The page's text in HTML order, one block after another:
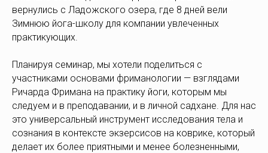
вернулись с Ладожского озера, где 8 дней вели
Зимнюю йога-школу для компании увлеченных
практикующих.
Планируя cеминар, мы хотели поделиться с
участниками основами фриманологии — взглядами
Ричарда Фримана на практику йоги, которым мы
следуем и в преподавании, и в личной садхане. Для нас
это универсальный инструмент исследования тела и
сознания в контексте экзерсисов на коврике, который
делает их более приятными и менее болезненными,